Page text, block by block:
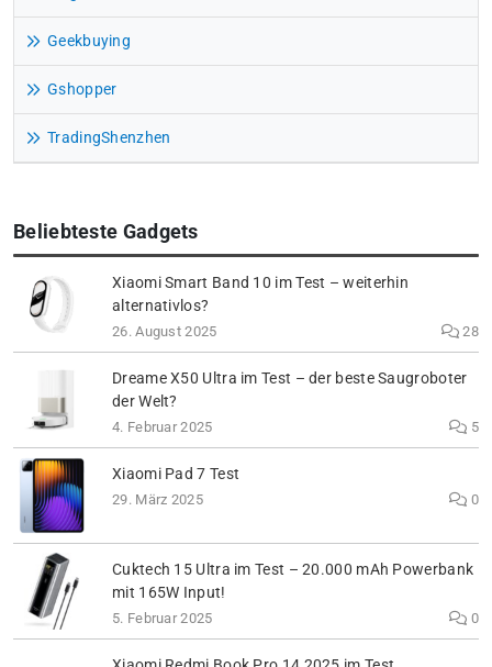
Geekbuying
Gshopper
TradingShenzhen
Beliebteste Gadgets
Xiaomi Smart Band 10 im Test – weiterhin
alternativlos?
26. August 2025 28
Dreame X50 Ultra im Test – der beste Saugroboter
der Welt?
4. Februar 2025 5
Xiaomi Pad 7 Test
29. März 2025 0
Cuktech 15 Ultra im Test – 20.000 mAh Powerbank
mit 165W Input!
5. Februar 2025 0